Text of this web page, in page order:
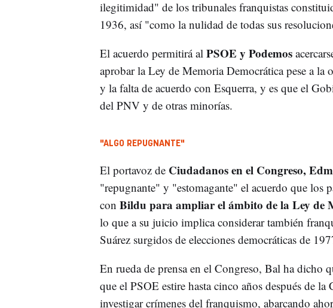
ilegitimidad" de los tribunales franquistas
1936, así "como la nulidad de todas sus
El acuerdo permitirá al PSOE y Podemos
aprobar la Ley de Memoria Democrática pese a la
y la falta de acuerdo con Esquerra, y es que el
del PNV y de otras minorías.
"ALGO REPUGNANTE"
El portavoz de Ciudadanos en el Congreso,
"repugnante" y "estomagante" el acuerdo que los
con Bildu para ampliar el ámbito de la Ley de
lo que a su juicio implica considerar también
Suárez surgidos de elecciones democráticas de
En rueda de prensa en el Congreso, Bal ha dicho
que el PSOE estire hasta cinco años después de
investigar crímenes del franquismo, abarcando